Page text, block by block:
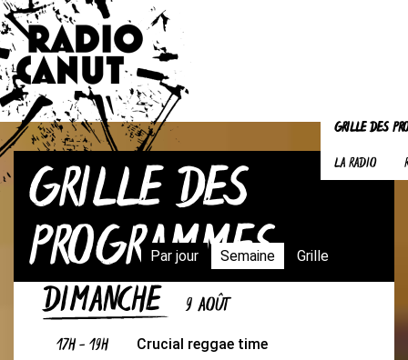
GRILLE DES
LA RADIO
GRILLE DES
PROGRAMMES
Par jour Semaine Grille
DIMANCHE 9 AOÛT
17H-19H Crucial reggae time